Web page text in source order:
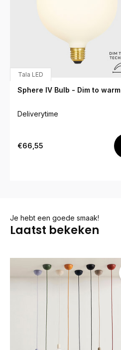
Tala LED
Sphere IV Bulb - Dim to warm
Deliverytime
€66,55
Je hebt een goede smaak!
Laatst bekeken